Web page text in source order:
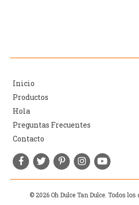
Inicio
Productos
Hola
Preguntas Frecuentes
Contacto
© 2026 Oh Dulce Tan Dulce. Todos los